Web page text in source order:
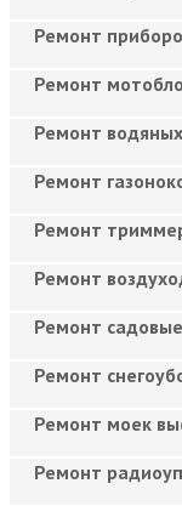
Ремонт
Ремонт
Ремонт
Ремонт
Ремонт
Ремонт
Ремонт
Ремонт
Ремонт моек
Ремонт